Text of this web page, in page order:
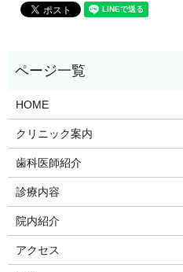
HOME
クリニック案内
歯科医師紹介
診療内容
院内紹介
アクセス